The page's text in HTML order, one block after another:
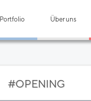
Portfolio Über uns
#OPENING